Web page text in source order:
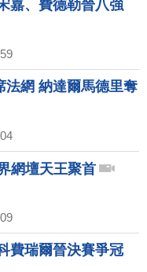
嘉、費德勒晉八強
法網 納達爾馬德里奪
網壇天王聚首
費瑞爾晉決賽爭冠